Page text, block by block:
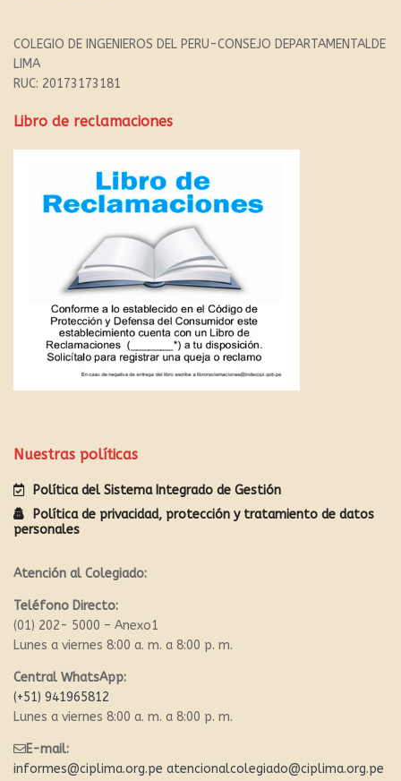
COLEGIO DE INGENIEROS DEL PERU-CONSEJO DEPARTAMENTALDE
LIMA
RUC: 20173173181
Libro de reclamaciones
Nuestras políticas
Política del Sistema Integrado de Gestión
Política de privacidad, protección y tratamiento de datos
personales
Atención al Colegiado:
Teléfono Directo:
(01) 202- 5000 – Anexo1
Lunes a viernes 8:00 a. m. a 8:00 p. m.
Central WhatsApp:
(+51) 941965812
Lunes a viernes 8:00 a. m. a 8:00 p. m.
E-mail:
informes@ciplima.org.pe atencionalcolegiado@ciplima.org.pe